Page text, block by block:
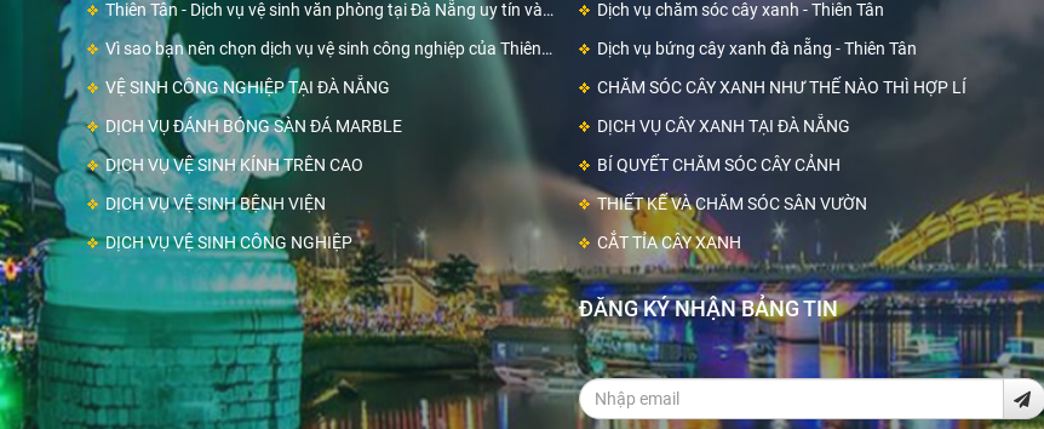
Thiên Tân - Dịch vụ vệ sinh văn phòng tại Đà Nẵng uy tín và
chất lượng
Vì sao bạn nên chọn dịch vụ vệ sinh công nghiệp của Thiên
VỆ SINH CÔNG NGHIỆP TẠI ĐÀ NẴNG
DỊCH VỤ ĐÁNH BÓNG SÀN ĐÁ MARBLE
DỊCH VỤ VỆ SINH KÍNH TRÊN CAO
DỊCH VỤ VỆ SINH BỆNH VIỆN
DỊCH VỤ VỆ SINH CÔNG NGHIỆP
Dịch vụ chăm sóc cây xanh - Thiên Tân
Dịch vụ bứng cây xanh đà nẵng - Thiên Tân
CHĂM SÓC CÂY XANH NHƯ THẾ NÀO THÌ HỢP LÍ
DỊCH VỤ CÂY XANH TẠI ĐÀ NẴNG
BÍ QUYẾT CHĂM SÓC CÂY CẢNH
THIẾT KẾ VÀ CHĂM SÓC SÂN VƯỜN
CẮT TỈA CÂY XANH
ĐĂNG KÝ NHẬN BẢNG TIN